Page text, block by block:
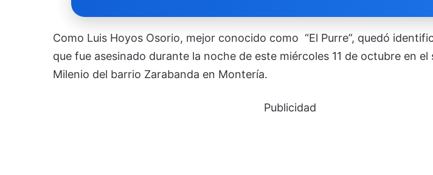
Como Luis Hoyos Osorio, mejor conocido como “El Purre”, quedó
que fue asesinado durante la noche de este miércoles 11 de octubre en
Milenio del barrio Zarabanda en Montería.
Publicidad